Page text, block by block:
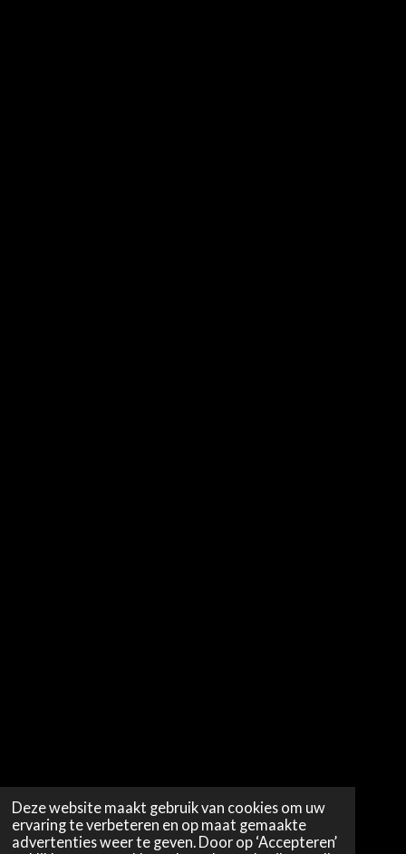
Deze website maakt gebruik van cookies om uw
ervaring te verbeteren en op maat gemaakte
advertenties weer te geven. Door op ‘Accepteren’